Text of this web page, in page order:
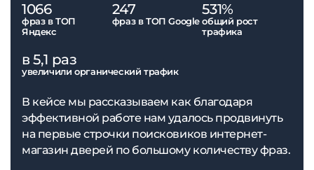
1066
фраз в ТОП
Яндекс
247
фраз в ТОП Google
531%
общий рост
трафика
в 5,1 раз
увеличили органический трафик
В кейсе мы рассказываем как благодаря
эффективной работе нам удалось продвинуть
на первые строчки поисковиков интернет-
магазин дверей по большому количеству фраз.